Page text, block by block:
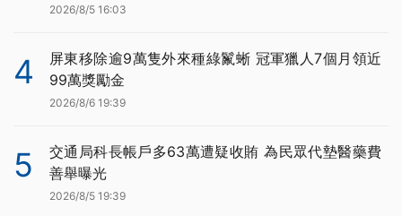
2026/8/5 16:03
4
屏東移除逾9萬隻外來種綠鬣蜥 冠軍獵人7個月領近
99萬獎勵金
2026/8/6 19:39
5
交通局科長帳戶多63萬遭疑收賄 為民眾代墊醫藥費
善舉曝光
2026/8/5 19:39